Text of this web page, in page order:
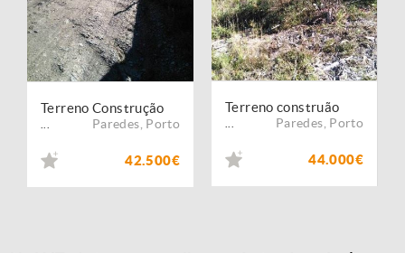
Terreno Construção
Paredes Porto
42.500€
Terreno construão
Paredes Porto
44.000€